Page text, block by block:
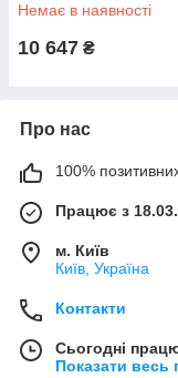
Немає в наявності
10 647 ₴
Про нас
100% позитивних
Працює з
м. Київ
Київ, Україна
Контакти
Сьогодні
Показати весь